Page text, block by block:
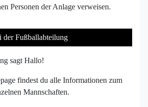
Personen der Anlage verweisen.
der Fußballabteilung
sagt Hallo!
findest du alle Informationen zum
Mannschaften.